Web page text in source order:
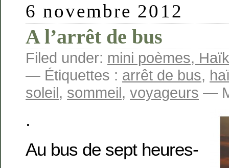
6 novembre 2012
A l’arrêt de bus
Filed under: mini poèmes,
— Étiquettes : arrêt de bus,
soleil, sommeil, voyageurs —
.
Au bus de sept heures-